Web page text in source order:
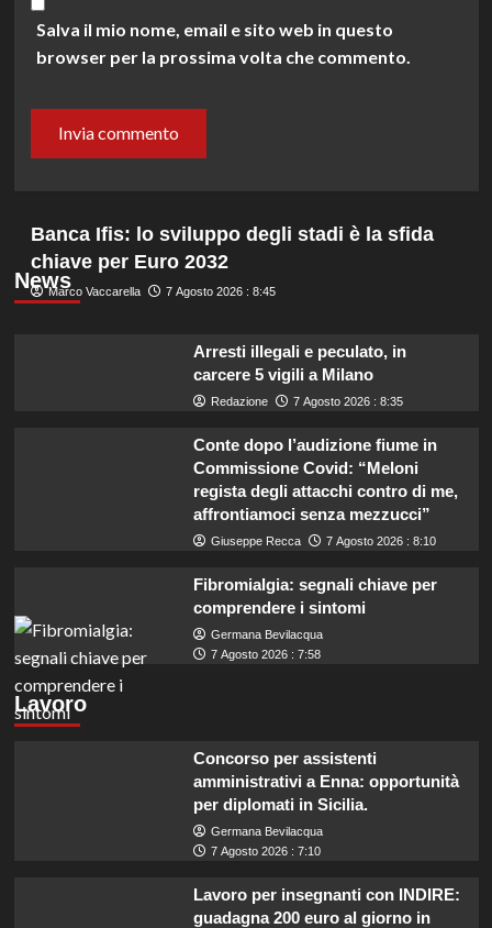
Salva il mio nome, email e sito web in questo
browser per la prossima volta che commento.
News
Banca Ifis: lo sviluppo degli stadi è la sfida
chiave per Euro 2032
Marco Vaccarella 7 Agosto 2026 : 8:45
Arresti illegali e peculato, in
carcere 5 vigili a Milano
Redazione 7 Agosto 2026 : 8:35
Conte dopo l’audizione fiume in
Commissione Covid: “Meloni
regista degli attacchi contro di me,
affrontiamoci senza mezzucci”
Giuseppe Recca 7 Agosto 2026 : 8:10
Fibromialgia: segnali chiave per
comprendere i sintomi
Germana Bevilacqua
7 Agosto 2026 : 7:58
Lavoro
Concorso per assistenti
amministrativi a Enna: opportunità
per diplomati in Sicilia.
Germana Bevilacqua
7 Agosto 2026 : 7:10
Lavoro per insegnanti con INDIRE:
guadagna 200 euro al giorno in